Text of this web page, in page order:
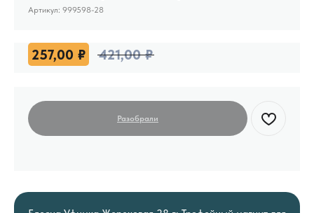
Артикул: 999598-28
257,00 ₽ 421,00 ₽